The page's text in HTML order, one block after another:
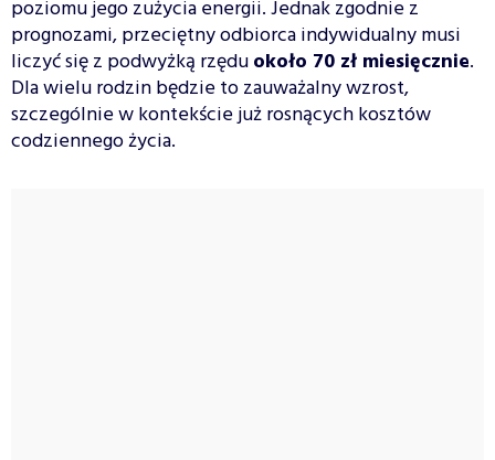
poziomu jego zużycia energii. Jednak zgodnie z
prognozami, przeciętny odbiorca indywidualny musi
liczyć się z podwyżką rzęduokoło 70 zł miesięcznie.
Dla wielu rodzin będzie to zauważalny wzrost,
szczególnie w kontekście już rosnących kosztów
codziennego życia.